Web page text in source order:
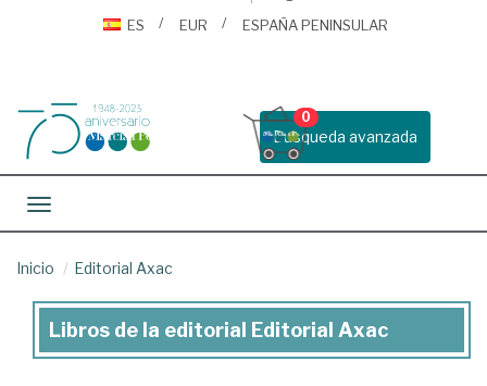
ES
EUR ESPAÑA PENINSULAR
Busqueda avanzada
0
Toggle navigation
Inicio Editorial Axac
Libros
Libros de la editorial Editorial Axac